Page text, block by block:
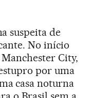
suspeita de
No início
City,
por uma
casa noturna